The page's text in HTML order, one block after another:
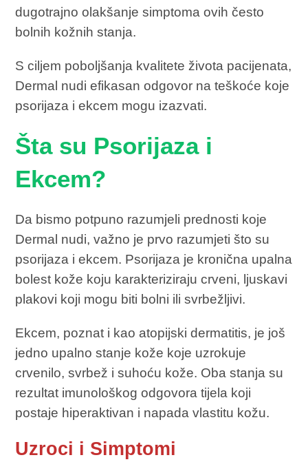
dugotrajno olakšanje simptoma ovih često
bolnih kožnih stanja.
S ciljem poboljšanja kvalitete života pacijenata,
Dermal nudi efikasan odgovor na teškoće koje
psorijaza i ekcem mogu izazvati.
Šta su Psorijaza i
Ekcem?
Da bismo potpuno razumjeli prednosti koje
Dermal nudi, važno je prvo razumjeti što su
psorijaza i ekcem. Psorijaza je kronična upalna
bolest kože koju karakteriziraju crveni, ljuskavi
plakovi koji mogu biti bolni ili svrbežljivi.
Ekcem, poznat i kao atopijski dermatitis, je još
jedno upalno stanje kože koje uzrokuje
crvenilo, svrbež i suhoću kože. Oba stanja su
rezultat imunološkog odgovora tijela koji
postaje hiperaktivan i napada vlastitu kožu.
Uzroci i Simptomi